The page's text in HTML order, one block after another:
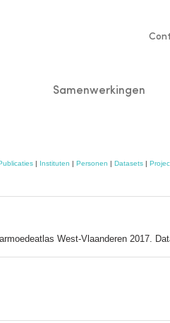
Samenwerkingen
| Instituten | Personen | Datasets|
West-Vlaanderen 2017.